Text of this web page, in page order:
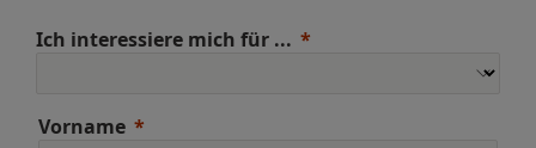
Ich interessiere mich für ...
Vorname